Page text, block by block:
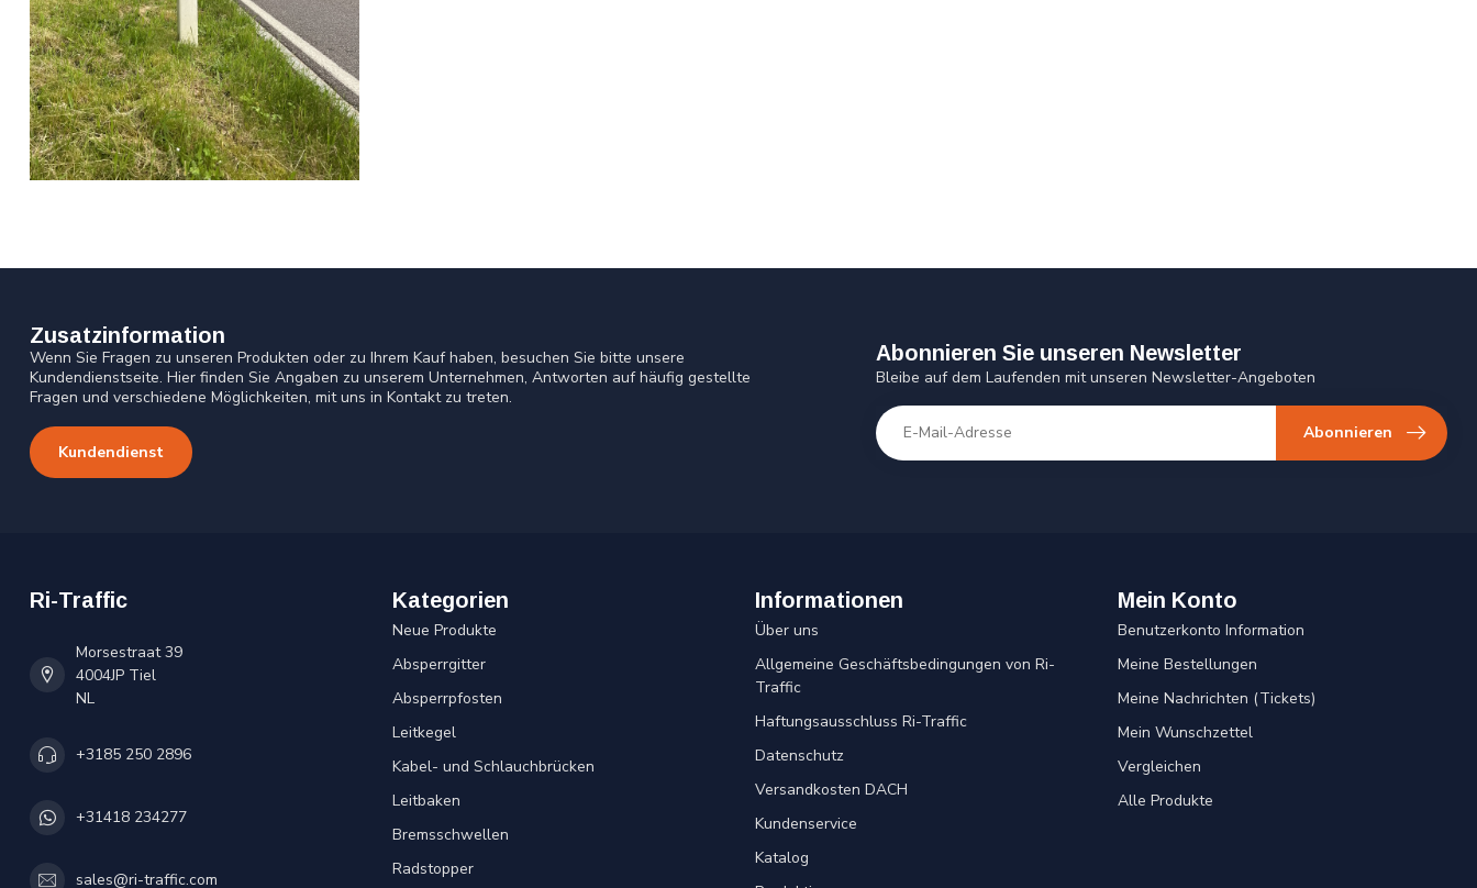
Zusatzinformation
Wenn Sie Fragen zu unseren Produkten oder zu Ihrem Kauf haben, besuchen Sie bitte unsere
Kundendienstseite. Hier finden Sie Angaben zu unserem Unternehmen, Antworten auf häufig gestellte
Fragen und verschiedene Möglichkeiten, mit uns in Kontakt zu treten.
Kundendienst
Abonnieren Sie unseren Newsletter
Bleibe auf dem Laufenden mit unseren Newsletter-Angeboten
Abonnieren
Ri-Traffic
Morsestraat 39
4004JP Tiel
NL
+3185 250 2896
+31418 234277
sales@ri-traffic.com
Kategorien
Neue Produkte
Absperrgitter
Absperrpfosten
Leitkegel
Kabel- und Schlauchbrücken
Leitbaken
Bremsschwellen
Radstopper
Informationen
Über uns
Allgemeine Geschäftsbedingungen von Ri-
Traffic
Haftungsausschluss Ri-Traffic
Datenschutz
Versandkosten DACH
Kundenservice
Katalog
Mein Konto
Benutzerkonto Information
Meine Bestellungen
Meine Nachrichten (Tickets)
Mein Wunschzettel
Vergleichen
Alle Produkte